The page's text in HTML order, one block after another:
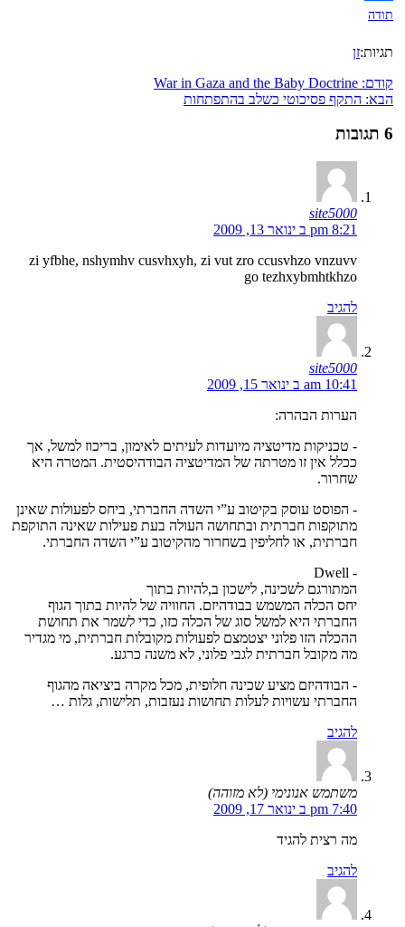
תודה
תגיות:זן
קודם:
הבא: התקף פסיכוטי כשלב בהתפתחות
6 תגובות
site5000
8:21 pm ב ינואר 13, 2009
zi yfbhe, nshymhv cusvhxyh, zi vut zro ccusvhzo vnzuvv
go tezhxybmhtkhzo
להגיב
site5000
10:41 am ב ינואר 15, 2009
הערות הבהרה:
- טכניקות מדיטציה מיועדות לעיתים לאימון, בריכוז למשל, אך
ככלל אין זו מטרתה של המדיטציה הבודהיסטית. המטרה היא
שחרור.
- הפוסט עוסק בקיטוב ע”י השדה החברתי, ביחס לפעולות שאינן
מתוקפות חברתית ובתחושה העולה בעת פעילות שאינה התוקפת
חברתית, או לחליפין בשחרור מהקיטוב ע”י השדה החברתי.
- Dwell
המתורגם לשכינה, לישכון ב,להיות בתוך
יחס הכלה המשמש בבודהיזם. החוויה של להיות בתוך הגוף
החברתי היא למשל סוג של הכלה כזו, כדי לשמר את תחושת
ההכלה הזו פלוני יצטמצם לפעולות מקובלות חברתית, מי מגדיר
מה מקובל חברתית לגבי פלוני, לא משנה כרגע.
- הבודהיזם מציע שכינה חלופית, מכל מקרה ביציאה מהגוף
החברתי עשויות לעלות תחושות נעזבות, תלישות, גלות …
להגיב
משתמש אנונימי (לא מזוהה)
7:40 pm ב ינואר 17, 2009
מה רצית להגיד
להגיב